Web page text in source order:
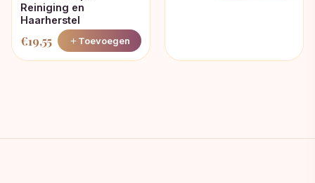
Reiniging en
Haarherstel
€19,55 Toevoegen